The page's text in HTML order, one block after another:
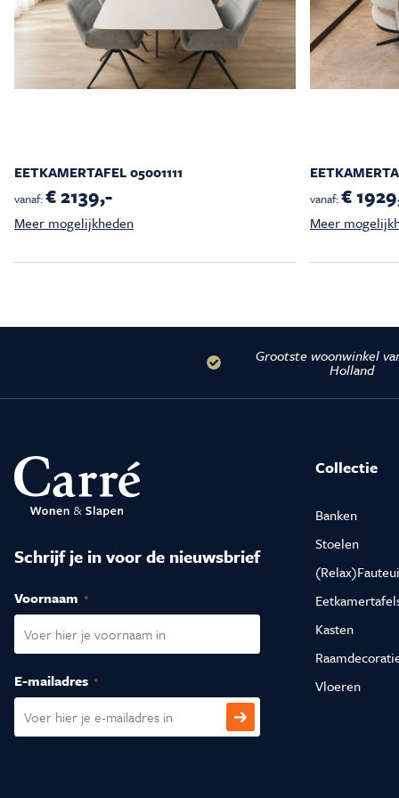
EETKAMERTAFEL 05001111
vanaf:€ 2139,-
Meer mogelijkheden
vanaf:€
Meer
Grootste woonwinkel
Holland
Schrijf je in voor de nieuwsbrief
Voornaam (Vereist)
E-mailadres (Vereist)
Collectie
Banken
Stoelen
Kasten
Vloeren